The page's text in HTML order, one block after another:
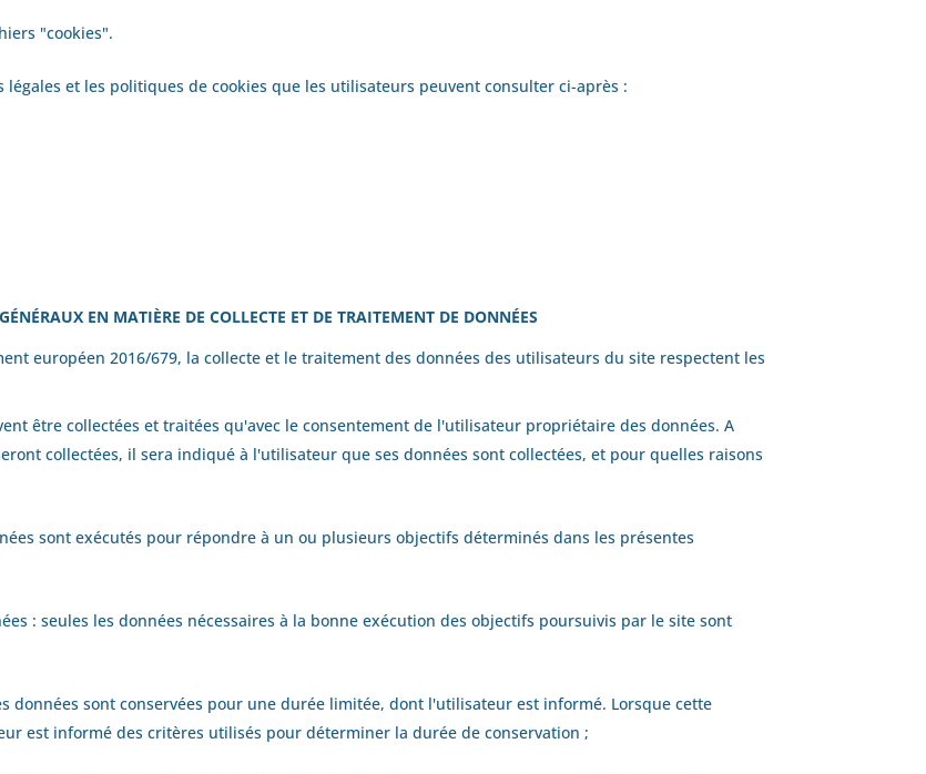
"cookies".
et les politiques de cookies que les utilisateurs peuvent consulter ci-après :
EN MATIÈRE DE COLLECTE ET DE TRAITEMENT DE DONNÉES
européen 2016/679, la collecte et le traitement des données des utilisateurs du site respectent les
être collectées et traitées qu'avec le consentement de l'utilisateur propriétaire des données. A
collectées, il sera indiqué à l'utilisateur que ses données sont collectées, et pour quelles raisons
sont exécutés pour répondre à un ou plusieurs objectifs déterminés dans les présentes
: seules les données nécessaires à la bonne exécution des objectifs poursuivis par le site sont
données sont conservées pour une durée limitée, dont l'utilisateur est informé. Lorsque cette
est informé des critères utilisés pour déterminer la durée de conservation ;